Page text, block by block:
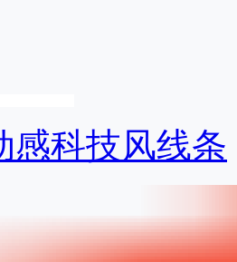
感科技风线条